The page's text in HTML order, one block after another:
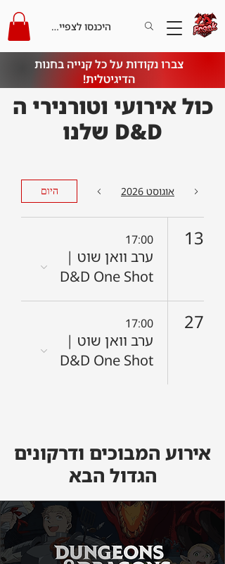
צברו נקודות על כל קנייה בחנות
הדיגיטלית!
היכנסו לצפייה בקרדיט
כול אירועי וטורנירי ה
D&D שלנו
אוגוסט 2026 היום
13
17:00
ערב וואן שוט |
D&D One Shot
27
17:00
ערב וואן שוט |
D&D One Shot
אירוע המבוכים ודרקונים
הגדול הבא